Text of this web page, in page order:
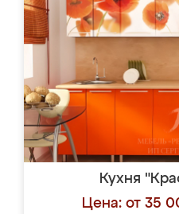
Кухня
Цена: от 35